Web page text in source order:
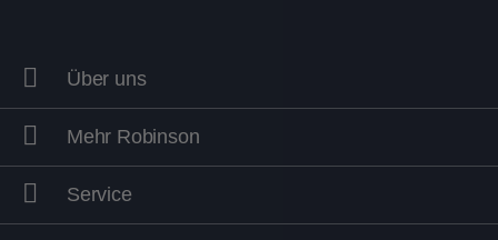
Über uns
Mehr Robinson
Service